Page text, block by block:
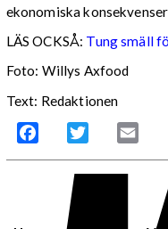
ekonomiska
LÄS OCKSÅ: Tung smäll
Foto: Willys Axfood
Text: Redaktionen
Facebook Twitter